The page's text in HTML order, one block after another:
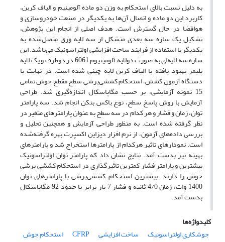
به دلیل نسبت بالای استحکام به وزن دو ماده آلومینیم و الیاف کربن،
کاربرد این دو ماده و اتصال آن‌ها به یکدیگر در صنعت خودروسازی و
هوافضا در حال گسترش است. هدف اصلی از انجام این پژوهش،
تشکیل یک سازه سه بعدی متشکل از سه لایه ورق متصل‌شده به
یکدیگر با استفاده از فرایند ساخت افزایشی اولتراسونیک می‌باشد. این
سازه سه لایه‌ای به صورت دولایه آلومینیوم 6061 در دوطرف و یک لایه
پلیمر بهبود یافته با الیاف کربن لایه چینی شده است. در نهایت با
دستگاه آزمون کشش، استحکام کششی‌برشی سطح مقطع جوش تمامی
15 نمونه آزمایشی، بر حسب مگاپاسکال اندازه‌گیری شد. طراحی
آزمایش با روش پاسخ سطح، نوع باکس بنکن انجام شد. سه پارامتر
توان، زمان و فشار و هر کدام در سه سطح به عنوان پارامترهای متغیر در
نظر گرفته شده است. به منظور طراحی آزمایش و همچنین تحلیل و
بررسی داده‌های آزمون، از نرم افزار دیزاین اکسپرت بهره گرفته‌شده
است. نمودارهای تاثیر هرکدام از پارامترها استخراج شد و پارامترهای
بهینه نیز بدست آمد. نتایج نشان داد که پارامتر توان اولتراسونیک
بیشترین و پارامتر فشار کمترین تاثیرگذاری در استحکام کششی برشی
جوش را دارند. بیشترین استحکام کششی‌برشی با پارامترهای توان
1400 وات، زمان 4/0 ثانیه و فشار 7 بار برابر با حدود 92 مگاپاسکال
بدست آمد.
کلیدواژه‌ها
جوشکاری اولتراسونیک
ساخت افزایشی CFRP استحکام جوش